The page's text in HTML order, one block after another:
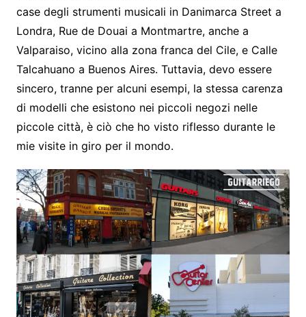
case degli strumenti musicali in Danimarca Street a
Londra, Rue de Douai a Montmartre, anche a
Valparaiso, vicino alla zona franca del Cile, e Calle
Talcahuano a Buenos Aires. Tuttavia, devo essere
sincero, tranne per alcuni esempi, la stessa carenza
di modelli che esistono nei piccoli negozi nelle
piccole città, è ciò che ho visto riflesso durante le
mie visite in giro per il mondo.